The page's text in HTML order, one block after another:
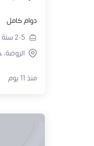
دوام كامل
2-5سنة
منذ 11 يوم